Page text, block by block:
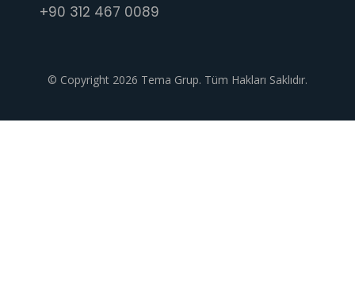
+90 312 467 0089
© Copyright 2026 Tema Grup. Tüm Hakları Saklıdır.